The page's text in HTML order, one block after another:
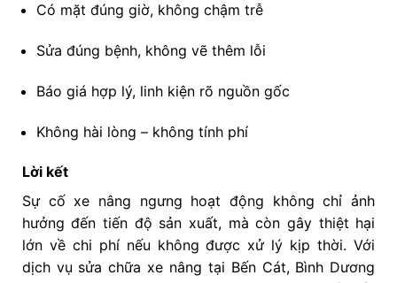
Có mặt đúng giờ, không chậm trễ
Sửa đúng bệnh, không vẽ thêm lỗi
Báo giá hợp lý, linh kiện rõ nguồn gốc
Không hài lòng – không tính phí
Lời kết
Sự cố xe nâng ngưng hoạt động không chỉ ảnh
hưởng đến tiến độ sản xuất, mà còn gây thiệt hại
lớn về chi phí nếu không được xử lý kịp thời. Với
dịch vụ sửa chữa xe nâng tại Bến Cát, Bình Dương